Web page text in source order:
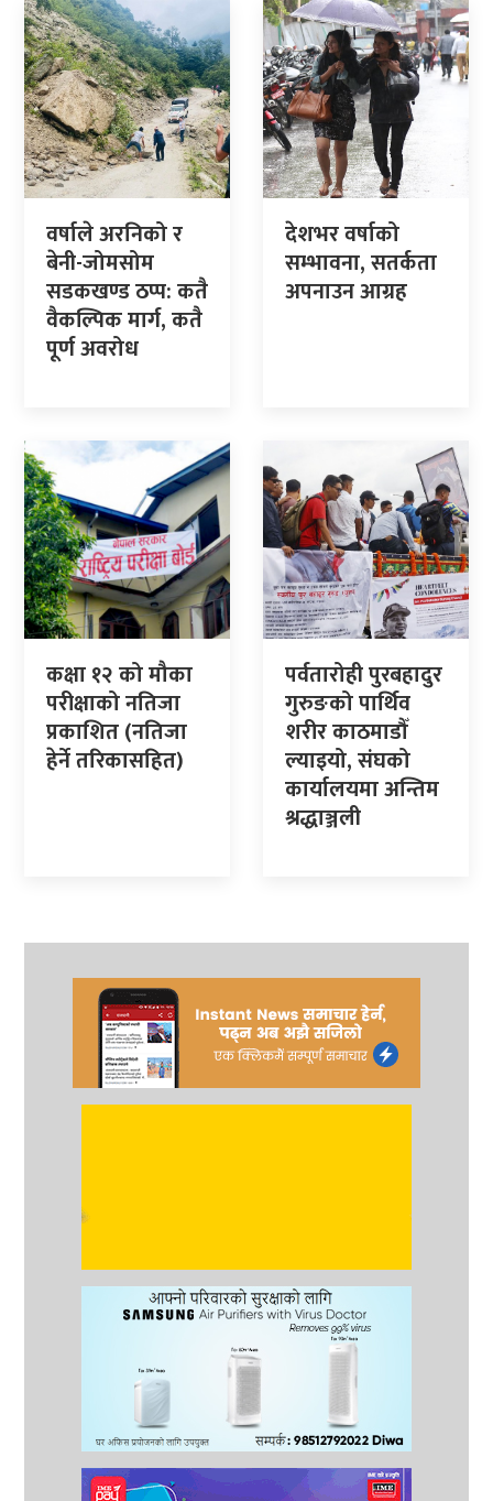
वर्षाले अरनिको र
बेनी-जोमसोम
सडकखण्ड ठप्प: कतै
वैकल्पिक मार्ग, कतै
पूर्ण अवरोध
देशभर वर्षाको
सम्भावना, सतर्कता
अपनाउन आग्रह
कक्षा १२ को मौका
परीक्षाको नतिजा
प्रकाशित (नतिजा
हेर्ने तरिकासहित)
पर्वतारोही पुरबहादुर
गुरुङको पार्थिव
शरीर काठमाडौँ
ल्याइयो, संघको
कार्यालयमा अन्तिम
श्रद्धाञ्जली